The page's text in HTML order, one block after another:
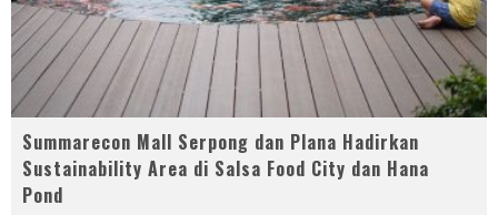
Summarecon Mall Serpong dan Plana Hadirkan
Sustainability Area di Salsa Food City dan Hana
Pond